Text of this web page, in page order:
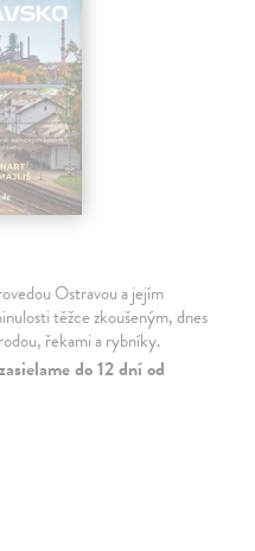
Ostravou a jejím
těžce zkoušeným, dnes
řekami a rybníky.
do 12 dní od